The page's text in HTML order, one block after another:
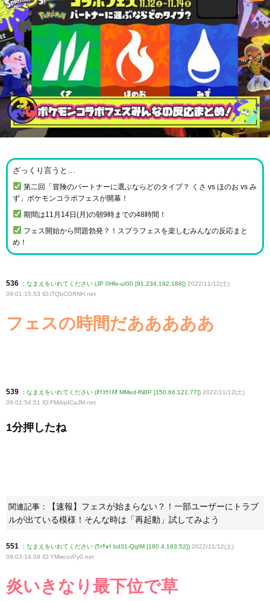
ざっくり言うと…
第二回「冒険のパートナーに選ぶならどのタイプ？ くさ vs ほのお vs み
ず」ポケモンコラボフェスが開幕！
期間は11月14日(月)の朝9時までの48時間！
フェス開始から問題勃発？！スプラフェスを楽しむみんなの反応まと
め！
536 : なまえをいれてください (JP 0Hfe-uI00 [91.234.192.188]) 2022/11/12(土)
09:01:15.53 ID:iTQbCGRNH .net
フェスの時間だあああああ
539 : なまえをいれてください (ｵｲｺﾗﾐﾈｵ MMed-fN8P [150.66.121.77]) 2022/11/12(土)
09:01:54.51 ID:FMdqdCaJM .net
1分押したね
関連記事：
【速報】フェスが始まらない？！一部ユーザーにトラブ
ルが出ている模様！そんな時は「再起動」試してみよう
551 : なまえをいれてください (ﾜｯﾁｮｲ bd31-QqIM [180.4.163.52]) 2022/11/12(土)
09:03:14.09 ID:YMwcxvPy0.net
炎いきなり最下位で草